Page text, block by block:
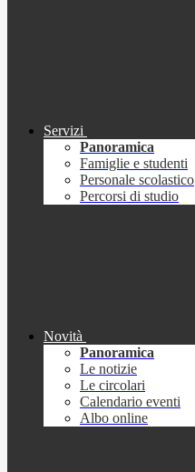
Servizi
Panoramica
Famiglie e studenti
Personale scolastico
Percorsi di studio
Novità
Panoramica
Le notizie
Le circolari
Calendario eventi
Albo online